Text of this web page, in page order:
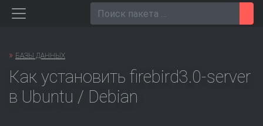
Перейти
» БАЗЫ ДАННЫХ
Как установить firebird3.0-server
в Ubuntu / Debian